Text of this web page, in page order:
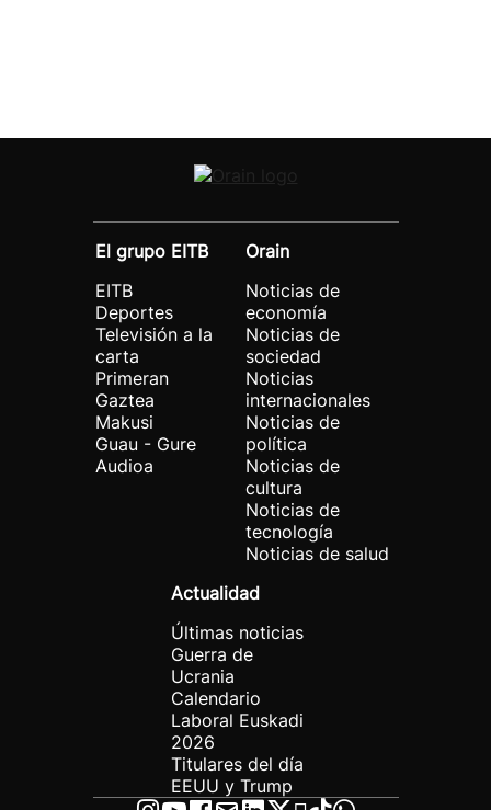
El grupo EITB
EITB
Deportes
Televisión a la
carta
Primeran
Gaztea
Makusi
Guau - Gure
Audioa
Orain
Noticias de
economía
Noticias de
sociedad
Noticias
internacionales
Noticias de
política
Noticias de
cultura
Noticias de
tecnología
Noticias de salud
Actualidad
Últimas noticias
Guerra de
Ucrania
Calendario
Laboral Euskadi
2026
Titulares del día
EEUU y Trump